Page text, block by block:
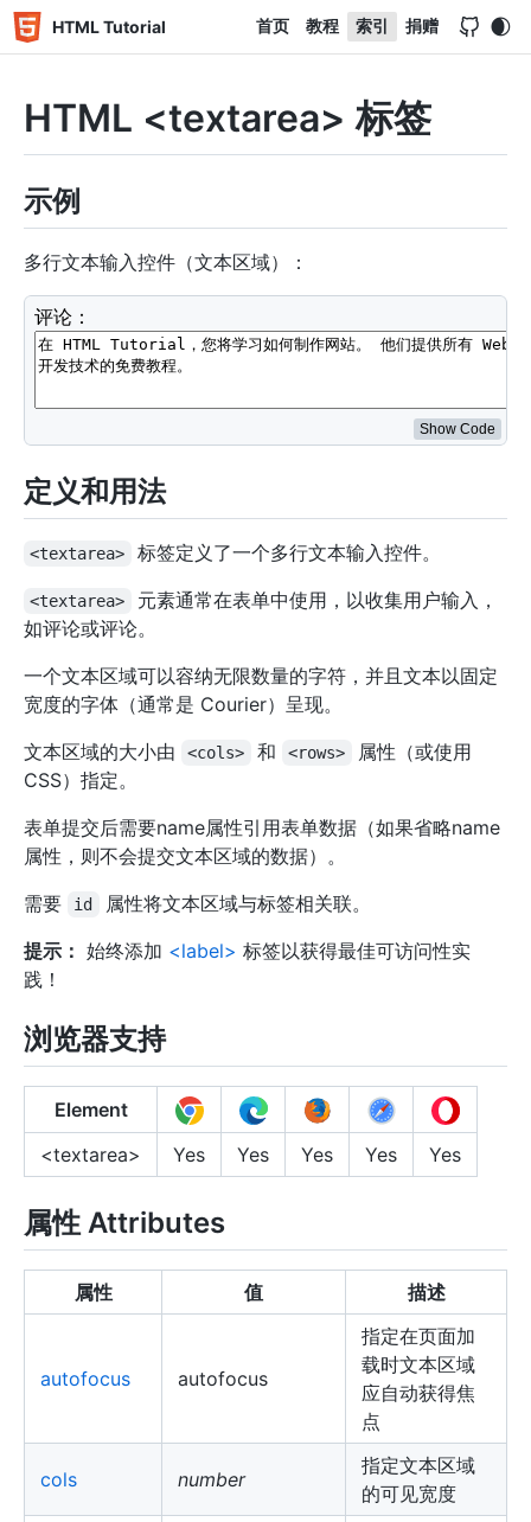
HTML Tutorial 首页 教程 索引 捐赠
HTML <textarea> 标签
示例
多行文本输入控件（文本区域）：
<label
<br >
<textarea id="review
</textarea>
Show Code
定义和用法
<textarea> 标签定义了一个多行文本输入控件。
<textarea>
元素通常在表单中使用，以收集用户输入，
如评论或评论。
一个文本区域可以容纳无限数量的字符，并且文本以固定
宽度的字体（通常是 Courier）呈现。
文本区域的大小由
<cols> 和 <rows>
属性（或使用
CSS）指定。
表单提交后需要name属性引用表单数据（如果省略name
属性，则不会提交文本区域的数据）。
需要
id
属性将文本区域与标签相关联。
提示： 始终添加 <label> 标签以获得最佳可访问性实
践！
浏览器支持
Element
<textarea>
Yes Yes Yes Yes Yes
属性 Attributes
属性 值 描述
autofocus autofocus
指定在页面加
载时文本区域
应自动获得焦
点
cols number
指定文本区域
的可见宽度